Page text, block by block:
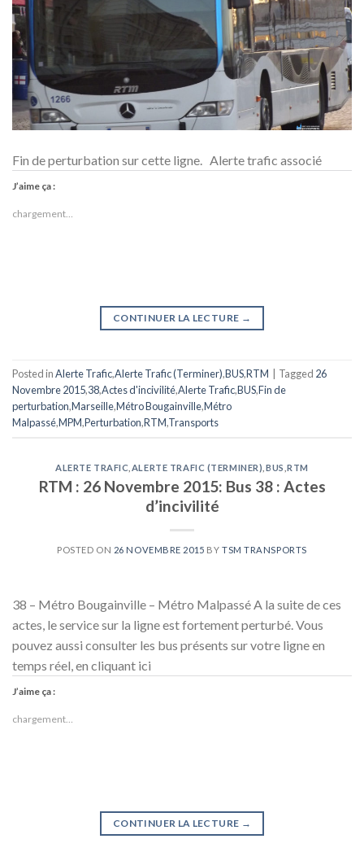
Fin de perturbation sur cette ligne. Alerte trafic associé
J’aime ça :
chargement…
CONTINUER LA LECTURE →
Posted inAlerte Trafic,Alerte Trafic (Terminer),BUS,RTM Tagged 26
Novembre 2015,38,Actes d'incivilité,Alerte Trafic,BUS,Fin de
perturbation,Marseille,Métro Bougainville,Métro
Malpassé,MPM,Perturbation,RTM,Transports
ALERTE TRAFIC ALERTE TRAFIC (TERMINER) BUS ,RTM
RTM : 26 Novembre 2015: Bus 38 : Actes
d’incivilité
POSTED ON 26 NOVEMBRE 2015 BY TSM TRANSPORTS
38 – Métro Bougainville – Métro Malpassé A la suite de ces
actes, le service sur la ligne est fortement perturbé. Vous
pouvez aussi consulter les bus présents sur votre ligne en
temps réel, en cliquant ici
J’aime ça :
chargement…
CONTINUER LA LECTURE →